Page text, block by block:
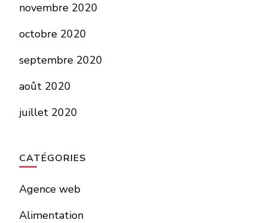
novembre 2020
octobre 2020
septembre 2020
août 2020
juillet 2020
CATÉGORIES
Agence web
Alimentation